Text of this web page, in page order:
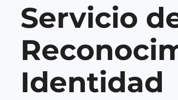
Servicio
Identidad